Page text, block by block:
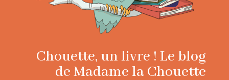
Chouette, un livre ! Le blog
de Madame la Chouette